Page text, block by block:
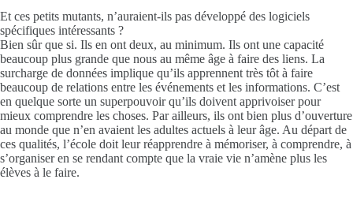
Et ces petits mutants, n’auraient-ils pas développé des logiciels
spécifiques intéressants ?
Bien sûr que si. Ils en ont deux, au minimum. Ils ont une capacité
beaucoup plus grande que nous au même âge à faire des liens. La
surcharge de données implique qu’ils apprennent très tôt à faire
beaucoup de relations entre les événements et les informations. C’est
en quelque sorte un superpouvoir qu’ils doivent apprivoiser pour
mieux comprendre les choses. Par ailleurs, ils ont bien plus d’ouverture
au monde que n’en avaient les adultes actuels à leur âge. Au départ de
ces qualités, l’école doit leur réapprendre à mémoriser, à comprendre, à
s’organiser en se rendant compte que la vraie vie n’amène plus les
élèves à le faire.